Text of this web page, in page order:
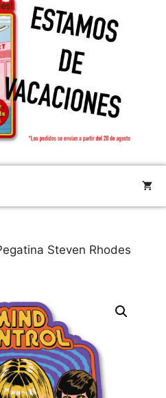
Steven Rhodes